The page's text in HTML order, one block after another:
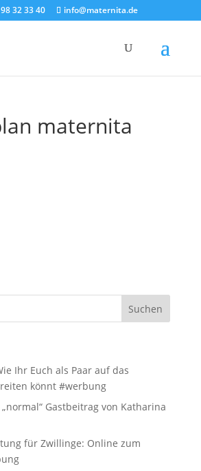
32 33 40 info@maternita.de
maternita
Ihr Euch als Paar auf das
könnt #werbung
Gastbeitrag von Katharina
für Zwillinge: Online zum